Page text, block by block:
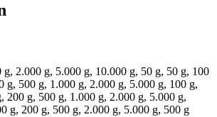
g, 2.000 g, 5.000 g, 10.000 g, 50 g, 50 g, 100
g, 500 g, 1.000 g, 2.000 g, 5.000 g, 100 g,
200 g, 500 g, 1.000 g, 2.000 g, 5.000 g,
g, 200 g, 500 g, 2.000 g, 5.000 g, 500 g